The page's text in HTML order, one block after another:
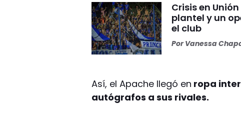
Crisis en
plantel y un
el club
PorVanessa
Así, el Apache llegó en ropa
autógrafos a sus rivales.